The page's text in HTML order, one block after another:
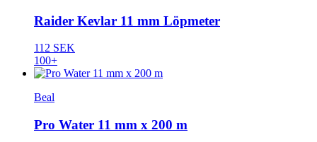
Raider Kevlar 11 mm Löpmeter
112 SEK
100+
Beal
Pro Water 11 mm x 200 m